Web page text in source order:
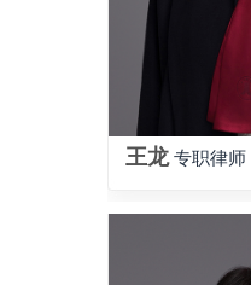
王龙 专职律师